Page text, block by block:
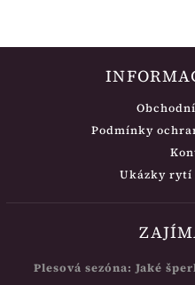
Podmínky
Ukázky rytí
Plesová sezóna: Jaké